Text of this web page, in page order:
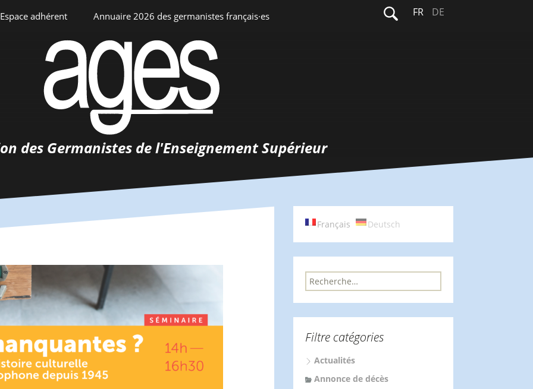
Espace adhérent
Espace personnel
Annuaire 2026 des germanistes français·es
Annuaire interne
Rechercher :
FR DE
des Germanistes de l'Enseignement Supérieur
Français Deutsch
R
e
r
h
e
Filtre catégories
Actualités
Annonce de décès